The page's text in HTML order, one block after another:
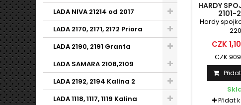
LADA NIVA 21214 od 2017
LADA 2170, 2171, 2172 Priora
LADA 2190, 2191 Granta
LADA SAMARA 2108,2109
LADA 2192, 2194 Kalina 2
LADA 1118, 1117, 1119 Kalina
HARDY
2101-
Hardy
CZK
CZK
Přidat